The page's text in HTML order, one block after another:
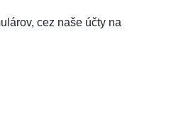
cez naše účty na